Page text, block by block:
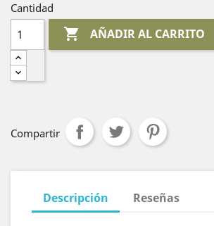
Cantidad
 AÑADIR AL CARRITO
Compartir
Descripción Reseñas